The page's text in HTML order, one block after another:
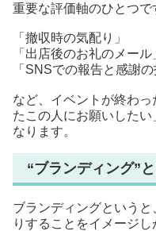
重要な評価軸のひとつで
「撤収時の気配り」
「出店後のお礼のメール
「SNSでの報告と感謝の
など、イベントが終わ
たこの人にお願いした
なります。
“ブランディング”
ブランディングという
りすることをイメージ